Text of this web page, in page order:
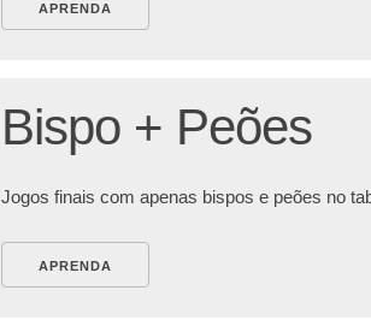
APRENDA
Bispo + Peões
Jogos finais com apenas bispos e peões no
APRENDA